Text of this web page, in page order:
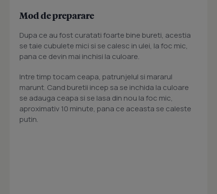
Mod de preparare
Dupa ce au fost curatati foarte bine bureti, acestia
se taie cubulete mici si se calesc in ulei, la foc mic,
pana ce devin mai inchisi la culoare.
Intre timp tocam ceapa, patrunjelul si mararul
marunt. Cand buretii incep sa se inchida la culoare
se adauga ceapa si se lasa din nou la foc mic,
aproximativ 10 minute, pana ce aceasta se caleste
putin.